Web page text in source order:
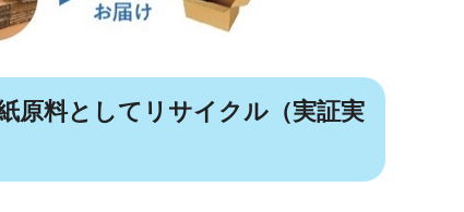
原料としてリサイクル（実証実